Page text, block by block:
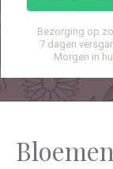
Bezorging op
7 dagen
Morgen in